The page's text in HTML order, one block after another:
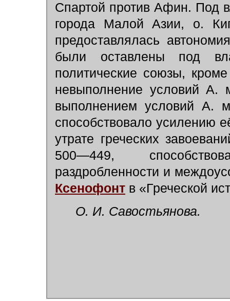
Спартой против Афин. Под
города Малой Азии, о.
предоставлялась
были оставлены под
политические союзы,
невыполнение условий А.
выполнением условий А.
способствовало усилению
утрате греческих
500—449,
раздробленности и
Ксенофонт в «Греческой
О. И. Савостьянова.